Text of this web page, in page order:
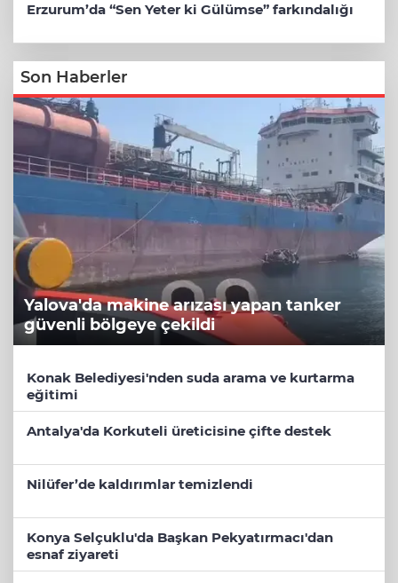
Erzurum’da “Sen Yeter ki Gülümse” farkındalığı
Son Haberler
Yalova'da makine arızası yapan tanker
güvenli bölgeye çekildi
Konak Belediyesi'nden suda arama ve kurtarma
eğitimi
Antalya'da Korkuteli üreticisine çifte destek
Nilüfer’de kaldırımlar temizlendi
Konya Selçuklu'da Başkan Pekyatırmacı'dan
esnaf ziyareti